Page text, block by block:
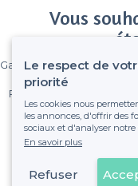
Vous
Gagnez de nombreux
Pas de commissions et
fixe sans
Le respect de
priorité
Les cookies nous
les annonces, d'offrir des
sociaux et d'analyser notre
En savoir plus
Refuser